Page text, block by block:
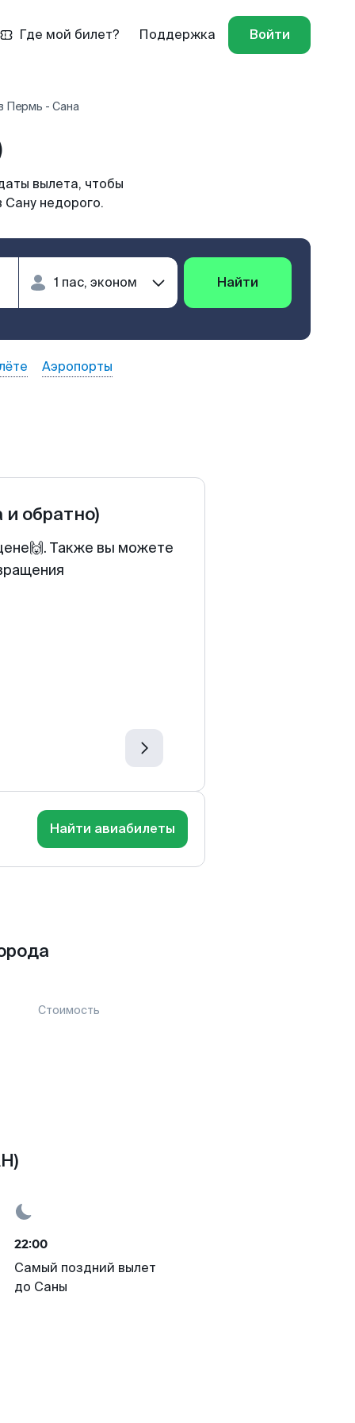
Где мой билет? Поддержка Войти
Пермь - Сана
вылета, чтобы
Сану недорого.
Найти
Аэропорты
и обратно)
Также вы можете
Найти авиабилеты
Стоимость
22:00
Самый поздний вылет
до Саны